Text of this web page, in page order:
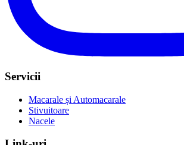
Servicii
Macarale și Automacarale
Stivuitoare
Nacele